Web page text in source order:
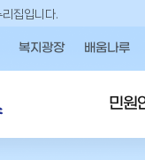
집입니다.
복지광장 배움나루
민원